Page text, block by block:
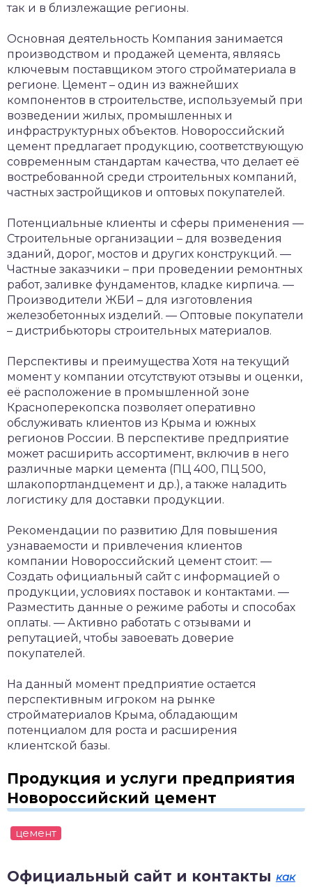
так и в близлежащие регионы.
Основная деятельность Компания занимается
производством и продажей цемента, являясь
ключевым поставщиком этого стройматериала в
регионе. Цемент – один из важнейших
компонентов в строительстве, используемый при
возведении жилых, промышленных и
инфраструктурных объектов. Новороссийский
цемент предлагает продукцию, соответствующую
современным стандартам качества, что делает её
востребованной среди строительных компаний,
частных застройщиков и оптовых покупателей.
Потенциальные клиенты и сферы применения —
Строительные организации – для возведения
зданий, дорог, мостов и других конструкций. —
Частные заказчики – при проведении ремонтных
работ, заливке фундаментов, кладке кирпича. —
Производители ЖБИ – для изготовления
железобетонных изделий. — Оптовые покупатели
– дистрибьюторы строительных материалов.
Перспективы и преимущества Хотя на текущий
момент у компании отсутствуют отзывы и оценки,
её расположение в промышленной зоне
Красноперекопска позволяет оперативно
обслуживать клиентов из Крыма и южных
регионов России. В перспективе предприятие
может расширить ассортимент, включив в него
различные марки цемента (ПЦ 400, ПЦ 500,
шлакопортландцемент и др.), а также наладить
логистику для доставки продукции.
Рекомендации по развитию Для повышения
узнаваемости и привлечения клиентов
компании Новороссийский цемент стоит: —
Создать официальный сайт с информацией о
продукции, условиях поставок и контактами. —
Разместить данные о режиме работы и способах
оплаты. — Активно работать с отзывами и
репутацией, чтобы завоевать доверие
покупателей.
На данный момент предприятие остается
перспективным игроком на рынке
стройматериалов Крыма, обладающим
потенциалом для роста и расширения
клиентской базы.
Продукция и услуги предприятия
Новороссийский цемент
цемент
Официальный сайт и контакты как